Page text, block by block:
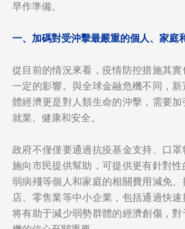
早作準備。
一、 加碼對受沖擊最嚴重的個人、家庭
從目前的情況來看，疫情防控措施其
一定的影響。與全球金融危機不同，
體經濟更是對人類生命的沖擊，需要
就業、健康和安全。
政府不僅僅要通過抗疫基金支持、口
施向市民提供幫助，可提供更有針對
弱病殘等個人和家庭的相關費用減免
店、零售業等中小企業，包括通過快速
将有助于減少弱勢群體的經濟創傷，